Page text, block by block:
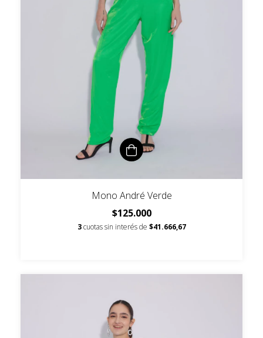
Mono André Verde
$125.000
3 cuotas sin interés de $41.666,67